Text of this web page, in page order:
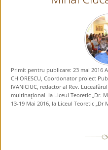
Primit pentru publicare: 23 mai 2016
CHIORESCU, Coordonator proiect
IVANICIUC, redactor al Rev.
multinaţional la Liceul Teoretic „Dr.
13-19 Mai 2016, la Liceul Teoretic „Dr